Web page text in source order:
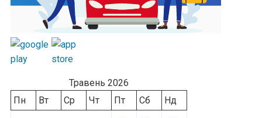
Травень 2026
Пн
Вт Ср Чт Пт Сб Нд